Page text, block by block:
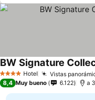
4 EstrellasHotel Vistas
BW Signature
8,4 Muy bueno 6.122 a